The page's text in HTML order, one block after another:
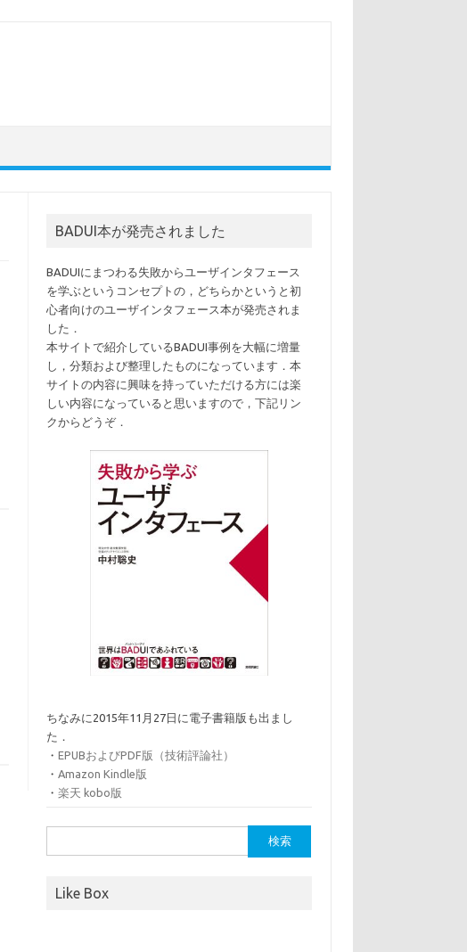
BADUI本が発売されました
BADUIにまつわる失敗からユーザインタフェース
を学ぶというコンセプトの，どちらかというと初
心者向けのユーザインタフェース本が発売されま
した．
本サイトで紹介しているBADUI事例を大幅に増量
し，分類および整理したものになっています．本
サイトの内容に興味を持っていただける方には楽
しい内容になっていると思いますので，下記リン
クからどうぞ．
ちなみに2015年11月27日に電子書籍版も出まし
た．
・EPUBおよびPDF版（技術評論社）
・Amazon Kindle版
・楽天 kobo版
索:
Like Box